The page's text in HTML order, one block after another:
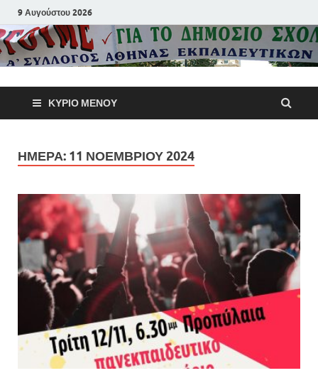
9 Αυγούστου 2026
Α΄
Αθηνών
Π.Ε.
ΚΎΡΙΟ ΜΕΝΟΎ
ΗΜΈΡΑ: 11 ΝΟΕΜΒΡΊΟΥ 2024